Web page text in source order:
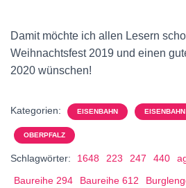
Damit möchte ich allen Lesern
Weihnachtsfest 2019 und einen
2020 wünschen!
Kategorien: EISENBAHN
OBERPFALZ
Schlagwörter: 1648 223 247 440
Baureihe 294
Baureihe 612